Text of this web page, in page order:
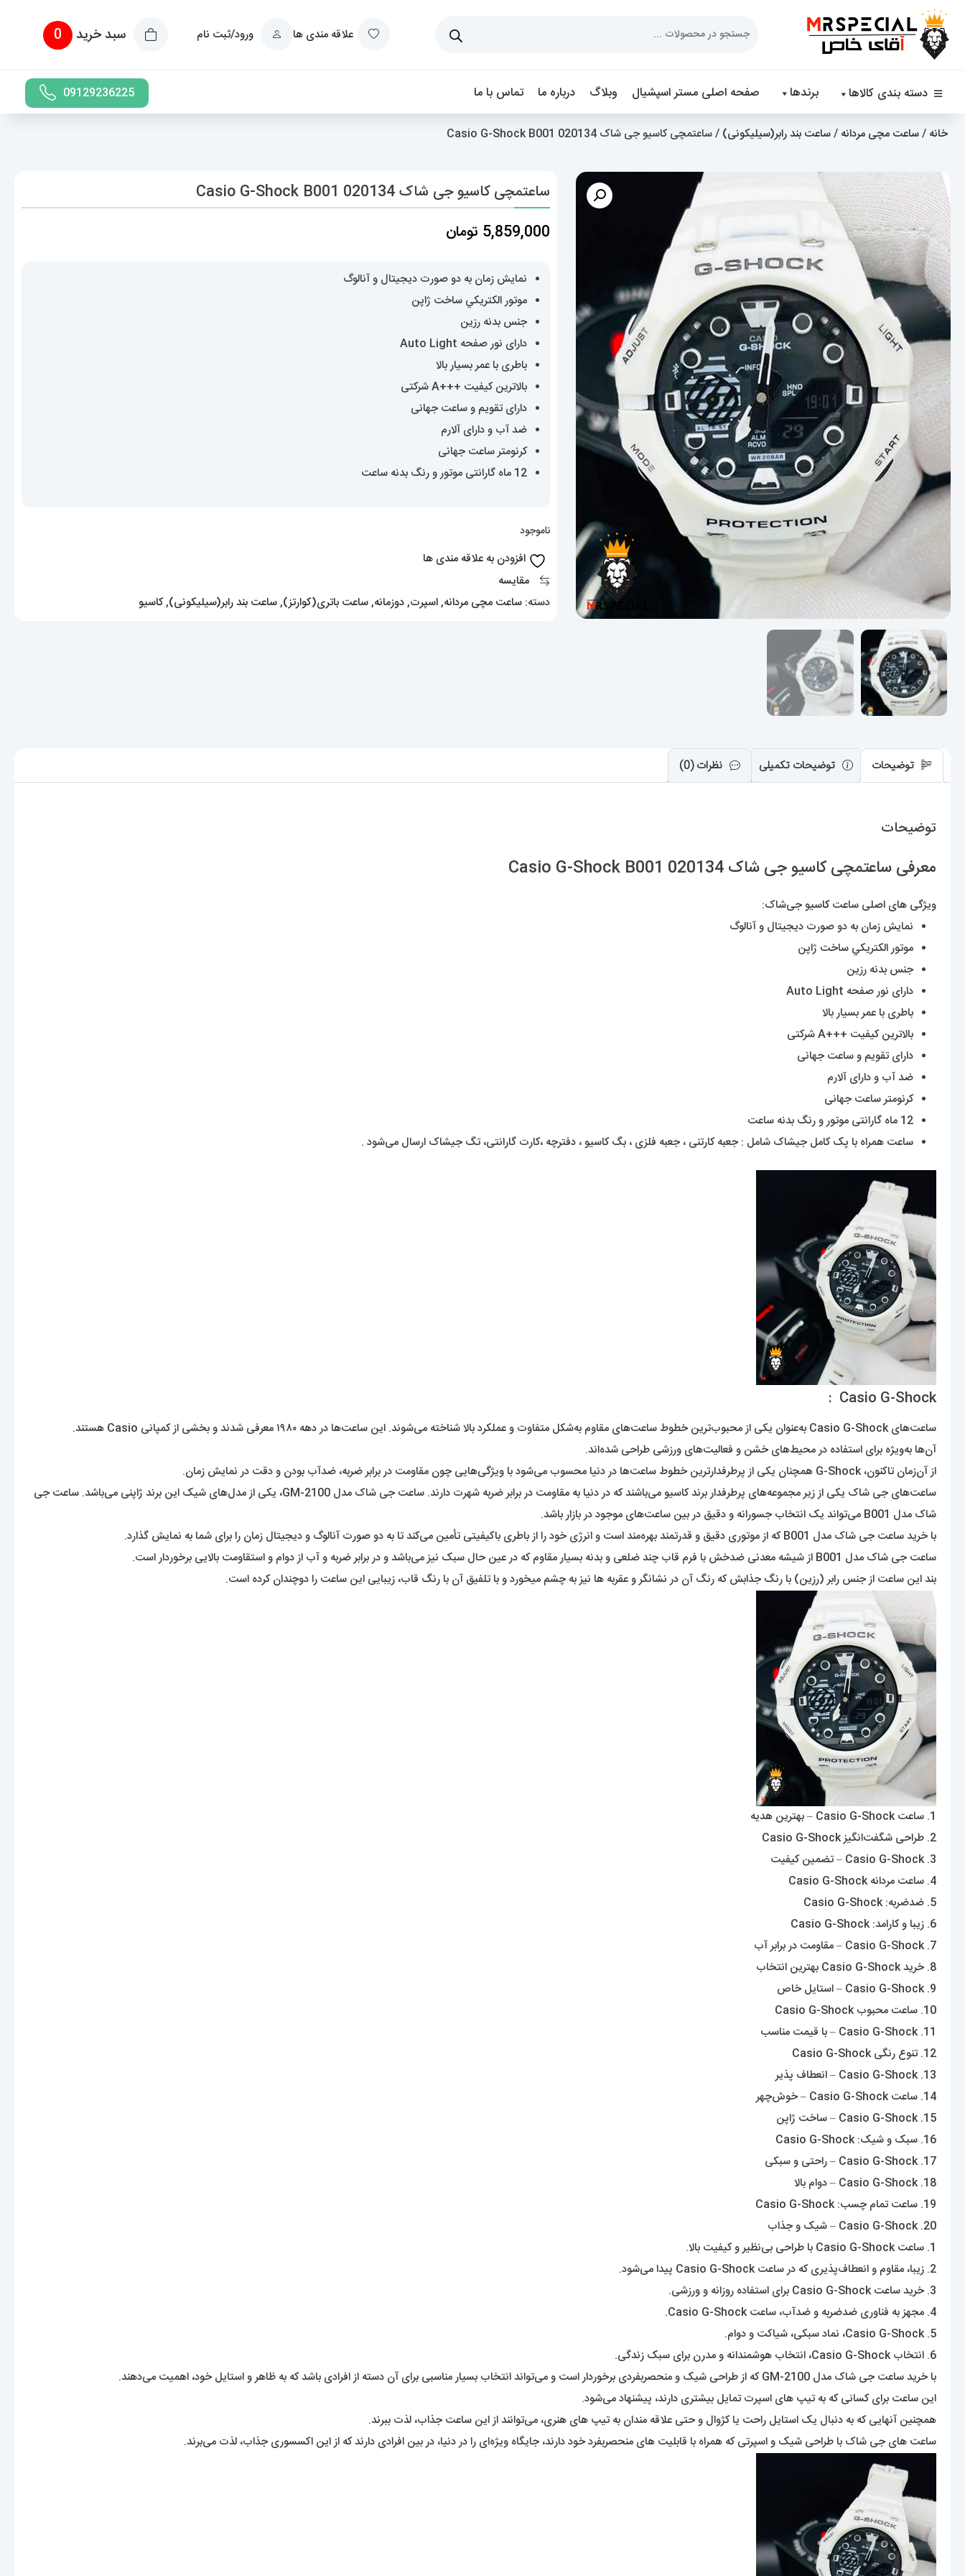
علاقه مندی ها ورود/ثبت نام سبد خرید 0
دسته بندی کالاها برندها صفحه اصلی مستر اسپشیال وبلاگ درباره ما تماس با ما 09129236225
خانه /ساعت مچی مردانه /ساعت بند رابر(سیلیکونی) / ساعتمچی کاسیو جی شاک Casio G-Shock B001 020134
ساعتمچی کاسیو جی شاک Casio G-Shock B001 020134
5,859,000 تومان
نمایش زمان به دو صورت دیجیتال و آنالوگ
موتور الکتريکي ساخت ژاپن
جنس بدنه رزین
دارای نور صفحه Auto Light
باطری با عمر بسیار بالا
بالاترین کیفیت +++A شرکتی
دارای تقویم و ساعت جهانی
ضد آب و دارای آلارم
کرنومتر ساعت جهانی
12 ماه گارانتی موتور و رنگ بدنه ساعت
ناموجود
افزودن به علاقه مندی ها
مقایسه
دسته: ساعت مچی مردانه,اسپرت,دوزمانه,ساعت باتری(کوارتز),ساعت بند رابر(سیلیکونی),کاسیو
توضیحات توضیحات تکمیلی نظرات (0)
توضیحات
معرفی ساعتمچی کاسیو جی شاک Casio G-Shock B001 020134
ویژگی های اصلی ساعتکاسیو جی‌شاک:
نمایش زمان به دو صورت دیجیتال و آنالوگ
موتور الکتريکي ساخت ژاپن
جنس بدنه رزین
دارای نور صفحه Auto Light
باطری با عمر بسیار بالا
بالاترین کیفیت +++A شرکتی
دارای تقویم و ساعت جهانی
ضد آب و دارای آلارم
کرنومتر ساعت جهانی
12 ماه گارانتی موتور و رنگ بدنه ساعت
ساعت همراه با پک کامل جیشاک شامل : جعبه کارتنی ، جعبه فلزی ، بگ کاسیو ، دفترچه ،کارت گارانتی، تگ جیشاک ارسال می‌شود .
Casio G-Shock :
ساعت‌های Casio G-Shock به‌عنوان یکی از محبوب‌ترین خطوط ساعت‌های مقاوم به‌شکل متفاوت و عملکرد بالا شناخته می‌شوند. این ساعت‌ها در دهه ۱۹۸۰ معرفی شدند و بخشی از کمپانی Casio هستند.
آن‌ها به‌ویژه برای استفاده در محیط‌های خشن و فعالیت‌های ورزشی طراحی شده‌اند.
از آن‌زمان تاکنون، G-Shock همچنان یکی از پرطرفدارترین خطوط ساعت‌ها در دنیا محسوب می‌شود با ویژگی‌هایی چون مقاومت در برابر ضربه، ضدآب بودن و دقت در نمایش زمان.
ساعت‌‌های جی شاک یکی از زیر مجموعه‌‌های پرطرفدار برند کاسیو می‌باشند که در دنیا به مقاومت در برابر ضربه شهرت دارند. ساعت جی شاک مدل GM-2100، یکی از مدل‌های شیک این برند ژاپنی می‌باشد. ساعت جی
شاک مدل B001 می‌تواند یک انتخاب جسورانه و دقیق در بین ساعت‌های موجود در بازار باشد.
با خرید ساعت جی شاک مدل B001 که از موتوری دقیق و قدرتمند بهره‌مند است و انرژی خود را از باطری باکیفیتی تأمین می‌کند تا به دو صورت آنالوگ و دیجیتال زمان را برای شما به نمایش گذارد.
ساعت جی شاک مدل B001 از شیشه معدنی ضدخش با فرم قاب چند ضلعی و بدنه بسیار مقاوم که در عین حال سبک نیز می‌باشد و در برابر ضربه و آب از دوام و استقاومت بالایی برخوردار است.
بند این ساعت از جنس رابر (رزین) با رنگ جذابش که رنگ آن در نشانگر و عقربه ها نیز به چشم میخورد و با تلفیق آن با رنگ قاب، زیبایی این ساعت را دوچندان کرده است.
1. ساعت Casio G-Shock – بهترین هدیه
2. طراحی شگفت‌انگیز Casio G-Shock
3. Casio G-Shock – تضمین کیفیت
4. ساعت مردانه Casio G-Shock
5. ضدضربه: Casio G-Shock
6. زیبا و کارامد: Casio G-Shock
7. Casio G-Shock – مقاومت در برابر آب
8. خرید Casio G-Shock بهترین انتخاب
9. Casio G-Shock – استایل خاص
10. ساعت محبوب Casio G-Shock
11. Casio G-Shock – با قیمت مناسب
12. تنوع رنگی Casio G-Shock
13. Casio G-Shock – انعطاف پذیر
14. ساعت Casio G-Shock – خوش‌چهر
15. Casio G-Shock – ساخت ژاپن
16. سبک و شیک: Casio G-Shock
17. Casio G-Shock – راحتی و سبکی
18. Casio G-Shock – دوام بالا
19. ساعت تمام چسب: Casio G-Shock
20. Casio G-Shock – شیک و جذاب
1. ساعت Casio G-Shock با طراحی بی‌نظیر و کیفیت بالا.
2. زیبا، مقاوم و انعطاف‌پذیری که در ساعت Casio G-Shock پیدا می‌شود.
3. خرید ساعت Casio G-Shock برای استفاده روزانه و ورزشی.
4. مجهز به فناوری ضدضربه و ضدآب، ساعت Casio G-Shock.
5. Casio G-Shock، نماد سبکی، شیاکت و دوام.
6. انتخاب Casio G-Shock، انتخاب هوشمندانه و مدرن برای سبک زندگی.
با خرید ساعت جی شاک‌ مدل GM-2100 که از طراحی شیک و منحصربفردی برخوردار است و می‌تواند انتخاب بسیار مناسبی برای آن دسته از افرادی باشد که به ظاهر و استایل خود، اهمیت می‌دهند.
این ساعت برای کسانی که به تیپ های اسپرت تمایل بیشتری دارند، پیشنهاد می‌شود.
همچنین آنهایی که به دنبال یک استایل راحت یا کژوال و حتی علاقه مندان به تیپ های هنری، می‌توانند از این ساعت جذاب، لذت ببرند.
ساعت های جی شاک با طراحی شیک و اسپرتی که همراه با قابلیت های منحصربفرد خود دارند، جایگاه ویژه‌ای را در دنیا، در بین افرادی دارند که از این اکسسوری جذاب، لذت می‌برند.